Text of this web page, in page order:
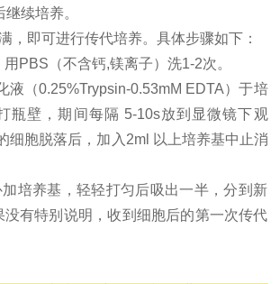
续培养。
，即可进行传代培养。具体步骤如下：
PBS（不含钙,镁离子）洗1-2次。
液（0.25%Trypsin-0.53mM EDTA）于培
瓶壁，期间每隔 5-10s放到显微镜下观
细胞脱落后，加入2ml 以上培养基中止消
培养基，轻轻打匀后吸出一半，分到新
没有特别说明，收到细胞后的第一次传代